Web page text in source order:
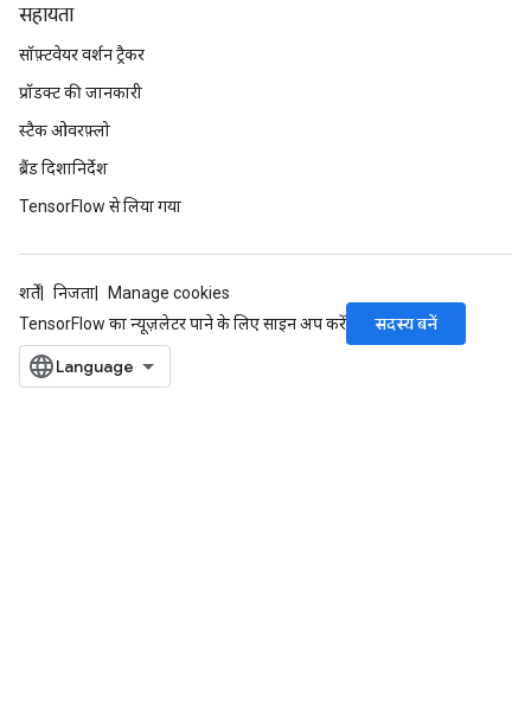
सहायता
सॉफ़्टवेयर वर्शन ट्रैकर
प्रॉडक्ट की जानकारी
स्टैक ओवरफ़्लो
ब्रैंड दिशानिर्देश
TensorFlow से लिया गया
शर्तें निजता
Manage cookies
TensorFlow का न्यूज़लेटर पाने के लिए साइन अप करें
सदस्य बनें